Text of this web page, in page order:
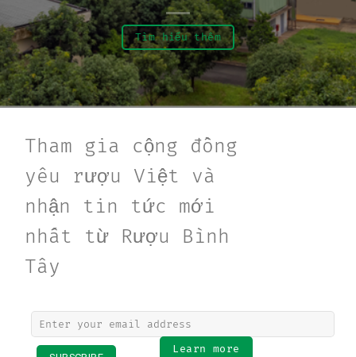
Tìm hiểu thêm
Tham gia cộng đồng
yêu rượu Việt và
nhận tin tức mới
nhất từ Rượu Bình
Tây
Learn more